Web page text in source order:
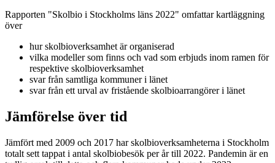
Rapporten "Skolbio i Stockholms läns 2022" omfattar kartläggning
över
hur skolbioverksamhet är organiserad
vilka modeller som finns och vad som erbjuds inom ramen för
respektive skolbioverksamhet
svar från samtliga kommuner i länet
svar från ett urval av fristående skolbioarrangörer i länet
Jämförelse över tid
Jämfört med 2009 och 2017 har skolbioverksamheterna i Stockholm
totalt sett tappat i antal skolbiobesök per år till 2022. Pandemin är en